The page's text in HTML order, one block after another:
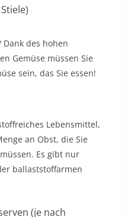
Dank des hohen
Gemüse müssen Sie
sein, das Sie essen!
Lebensmittel,
an Obst, die Sie
Es gibt nur
ballaststoffarmen
(je nach